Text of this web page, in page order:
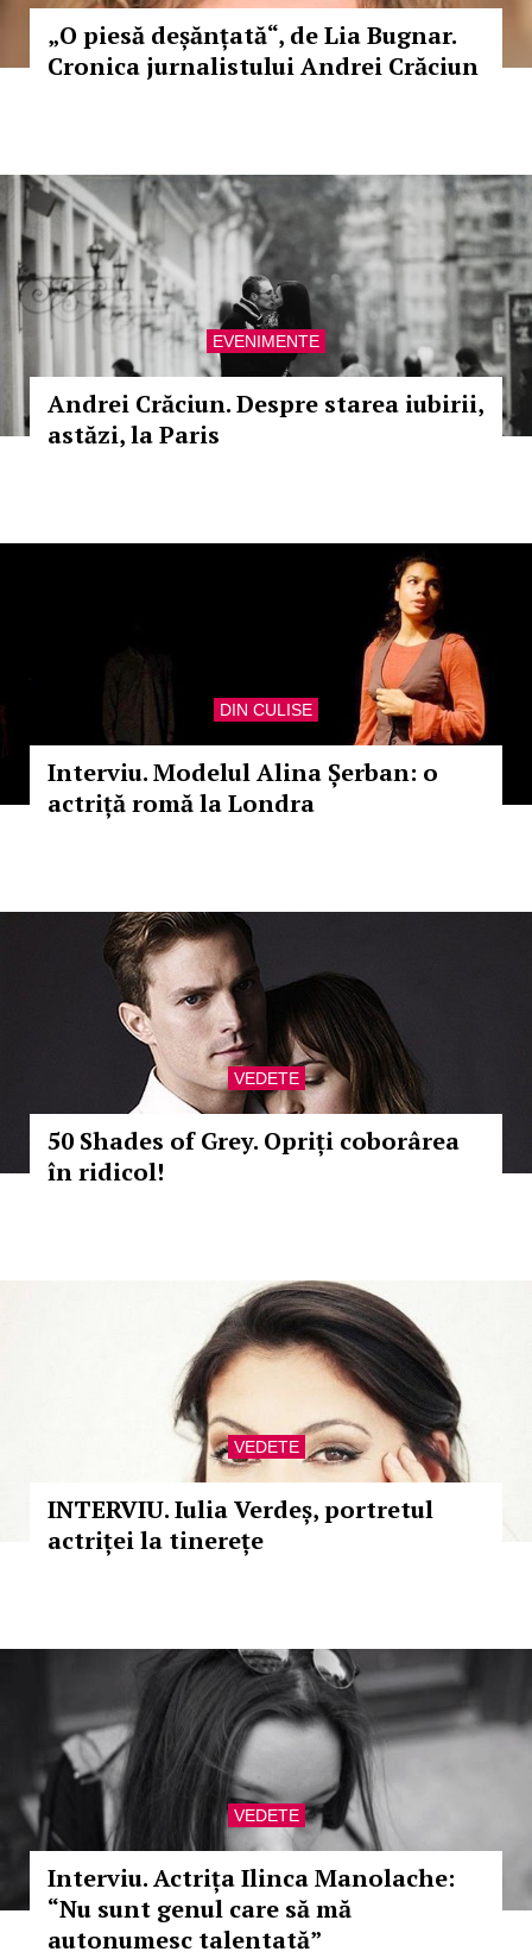
„O piesă deșănțată“, de Lia Bugnar.
Cronica jurnalistului Andrei Crăciun
EVENIMENTE
Andrei Crăciun. Despre starea iubirii,
astăzi, la Paris
DIN CULISE
Interviu. Modelul Alina Șerban: o
actriță romă la Londra
VEDETE
50 Shades of Grey. Opriți coborârea
în ridicol!
VEDETE
INTERVIU. Iulia Verdeș, portretul
actriței la tinerețe
VEDETE
Interviu. Actrița Ilinca Manolache:
“Nu sunt genul care să mă
autonumesc talentată”